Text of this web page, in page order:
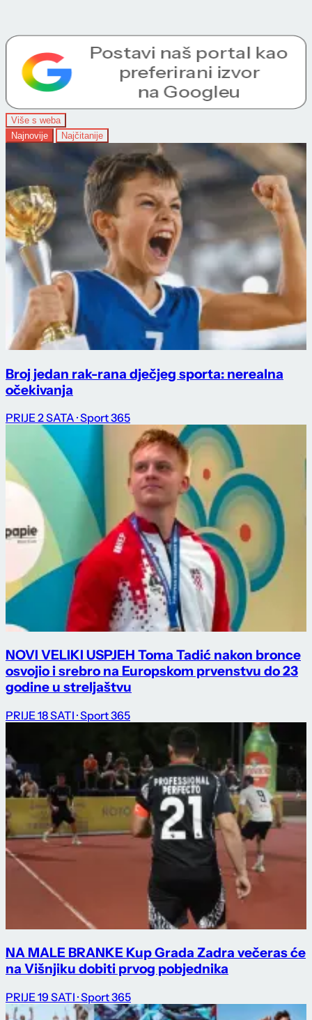
Više s weba
Najnovije
Najčitanije
Broj jedan rak-rana dječjeg sporta: nerealna
očekivanja
PRIJE 2 SATA · Sport 365
NOVI VELIKI USPJEH Toma Tadić nakon bronce
osvojio i srebro na Europskom prvenstvu do 23
godine u streljaštvu
PRIJE 18 SATI · Sport 365
NA MALE BRANKE Kup Grada Zadra večeras će
na Višnjiku dobiti prvog pobjednika
PRIJE 19 SATI · Sport 365